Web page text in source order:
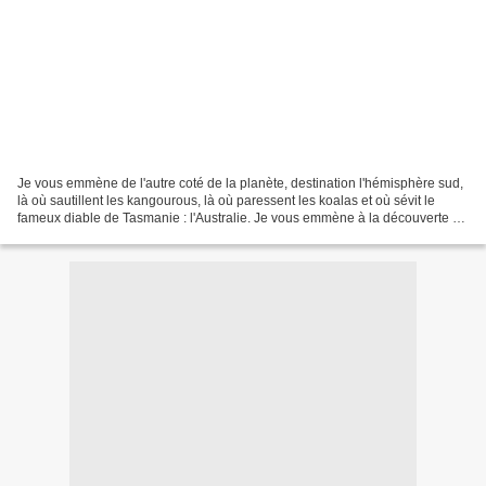
Je vous emmène de l'autre coté de la planète, destination l'hémisphère sud,
là où sautillent les kangourous, là où paressent les koalas et où sévit le
fameux diable de Tasmanie : l'Australie. Je vous emmène à la découverte de